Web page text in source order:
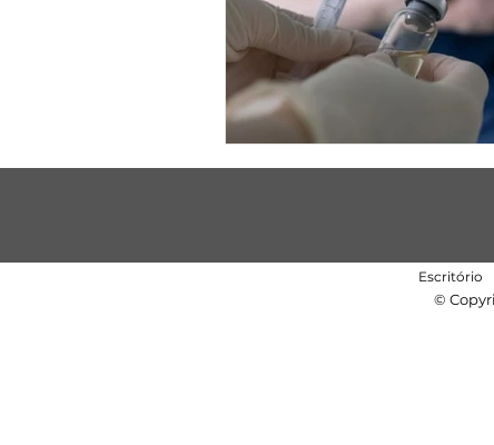
Escritório
©